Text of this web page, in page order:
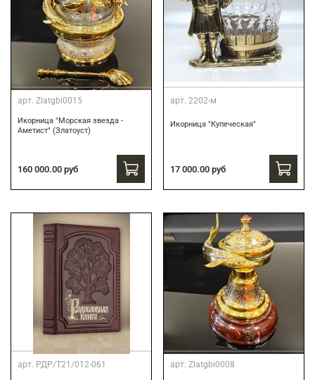
арт. Zlatgbi0015
Икорница "Морская звезда -
Аметист" (Златоуст)
160 000.00 руб
арт. 2202-м
Икорница "Купеческая"
17 000.00 руб
арт. РДР/Т21/012-061 арт. Zlatgbi0008